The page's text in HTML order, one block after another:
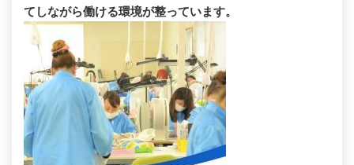
てしながら働ける環境が整っています。